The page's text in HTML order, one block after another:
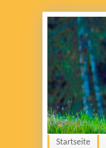
Startseite